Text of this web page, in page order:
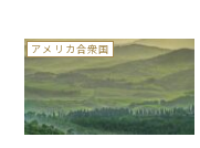
アメリカ合衆国